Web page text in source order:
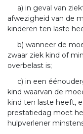
a) in geval van
afwezigheid van de
kinderen ten laste
b) wanneer de
zwaar ziek kind of
overbelast is;
c) in een
kind waarvan de
kind ten laste heeft,
prestatiedag moet
hulpverlener